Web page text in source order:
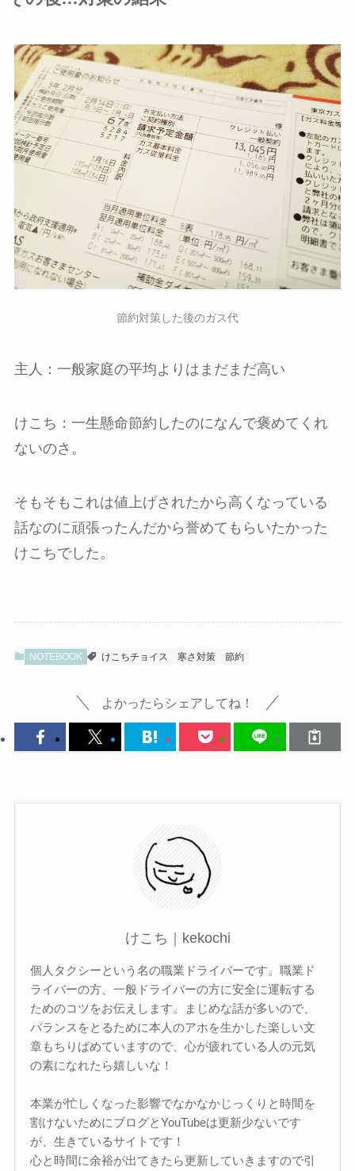
節約対策した後のガス代
主人：一般家庭の平均よりはまだまだ高い
けこち：一生懸命節約したのになんで褒めてくれ
ないのさ。
そもそもこれは値上げされたから高くなっている
話なのに頑張ったんだから誉めてもらいたかった
けこちでした。
NOTEBOOK けこちチョイス 寒さ対策 節約
よかったらシェアしてね！
けこち｜kekochi
個人タクシーという名の職業ドライバーです。職業ド
ライバーの方、一般ドライバーの方に安全に運転する
ためのコツをお伝えします。まじめな話が多いので、
バランスをとるために本人のアホを生かした楽しい文
章もちりばめていますので、心が疲れている人の元気
の素になれたら嬉しいな！
本業が忙しくなった影響でなかなかじっくりと時間を
割けないためにブログとYouTubeは更新少ないです
が、生きているサイトです！
心と時間に余裕が出てきたら更新していきますので引